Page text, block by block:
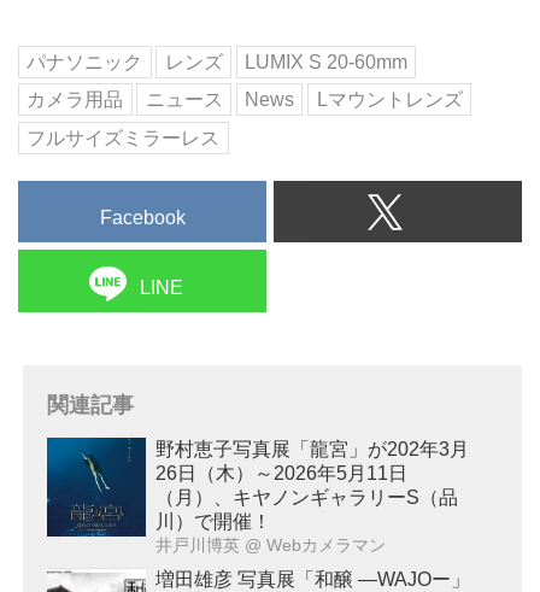
パナソニック レンズ
LUMIX S 20-60mm
カメラ用品
ニュース News
Lマウントレンズ
フルサイズミラーレス
Facebook
LINE
関連記事
野村恵子写真展「龍宮」が202年3月
26日（木）～2026年5月11日
（月）、キヤノンギャラリーS（品
川）で開催！
井戸川博英 @ Webカメラマン
増田雄彦 写真展「和醸 ―WAJOー」